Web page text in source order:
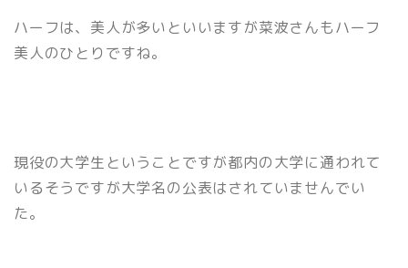
ハーフは、美人が多いといいますが菜波さんもハーフ
美人のひとりですね。
現役の大学生ということですが都内の大学に通われて
いるそうですが大学名の公表はされていませんでい
た。